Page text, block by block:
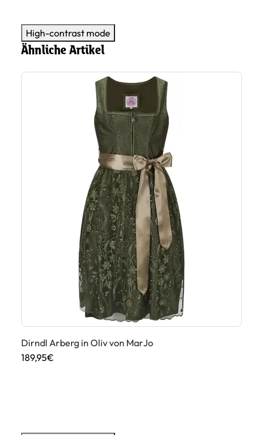
High-contrast mode
Ähnliche Artikel
Dirndl Arberg in Oliv von MarJo
189,95€